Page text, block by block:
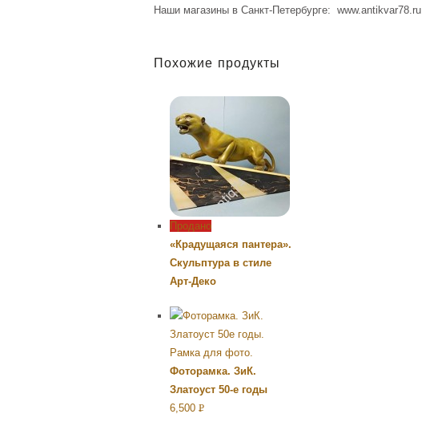
Наши магазины в Санкт-Петербурге: www.antikvar78.ru
Похожие продукты
Продано
«Крадущаяся пантера».
Скульптура в стиле
Арт-Деко
Фоторамка. ЗиК.
Златоуст 50-е годы
6,500 Р